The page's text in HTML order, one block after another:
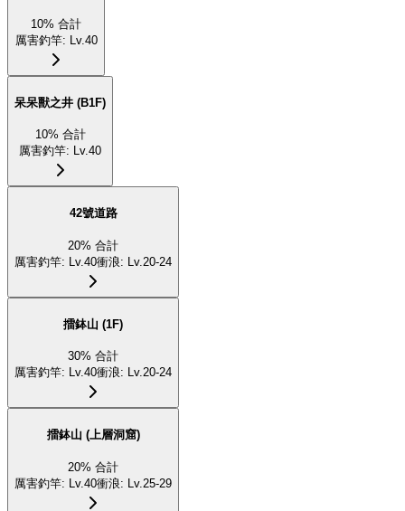
10% 合計
厲害釣竿: Lv.40
呆呆獸之井 (B1F)
10% 合計
厲害釣竿: Lv.40
42號道路
20% 合計
厲害釣竿: Lv.40衝浪: Lv.20-24
擂鉢山 (1F)
30% 合計
厲害釣竿: Lv.40衝浪: Lv.20-24
擂鉢山 (上層洞窟)
20% 合計
厲害釣竿: Lv.40衝浪: Lv.25-29